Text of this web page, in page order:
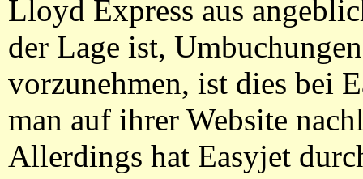
Lloyd Express aus
der Lage ist,
vorzunehmen, ist dies bei
man auf ihrer Website
Allerdings hat Easyjet